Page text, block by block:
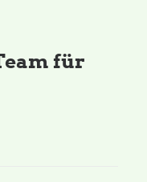
für